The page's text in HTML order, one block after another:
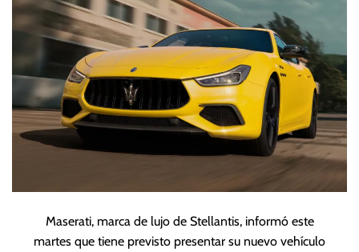
Maserati, marca de lujo de Stellantis, informó este
martes que tiene previsto presentar su nuevo vehículo